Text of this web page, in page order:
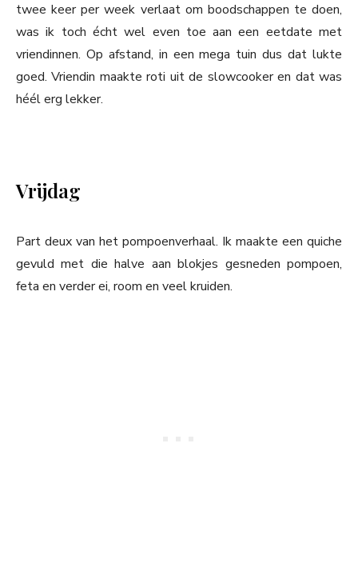
twee keer per week verlaat om boodschappen te doen,
was ik toch écht wel even toe aan een eetdate met
vriendinnen. Op afstand, in een mega tuin dus dat lukte
goed. Vriendin maakte roti uit de slowcooker en dat was
héél erg lekker.
Vrijdag
Part deux van het pompoenverhaal. Ik maakte een quiche
gevuld met die halve aan blokjes gesneden pompoen,
feta en verder ei, room en veel kruiden.